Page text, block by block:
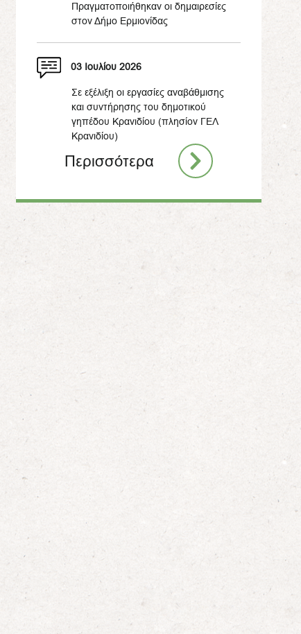
Πραγματοποιήθηκαν οι δημαιρεσίες
στον Δήμο Ερμιονίδας
03 Ιουλίου 2026
Σε εξέλιξη οι εργασίες αναβάθμισης
και συντήρησης του δημοτικού
γηπέδου Κρανιδίου (πλησίον ΓΕΛ
Κρανιδίου)
Περισσότερα